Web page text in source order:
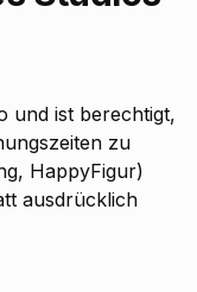
und ist berechtigt,
zu
HappyFigur)
ausdrücklich